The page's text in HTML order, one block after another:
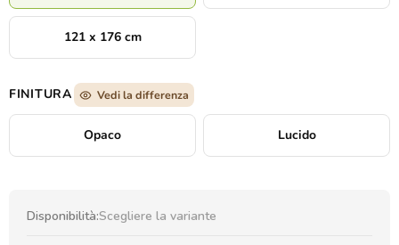
121 x 176 cm
FINITURA Vedi la differenza
Opaco Lucido
Disponibilità:Scegliere la variante